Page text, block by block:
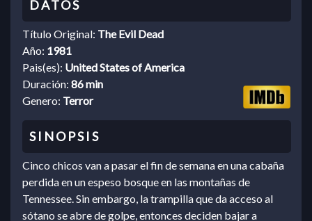
Título Original: The Evil Dead
Año: 1981
Pais(es): United States of America
Duración: 86 min
Genero: Terror
Cinco chicos van a pasar el fin de semana en una cabaña
perdida en un espeso bosque en las montañas de
Tennessee. Sin embargo, la trampilla que da acceso al
sótano se abre de golpe, entonces deciden bajar a